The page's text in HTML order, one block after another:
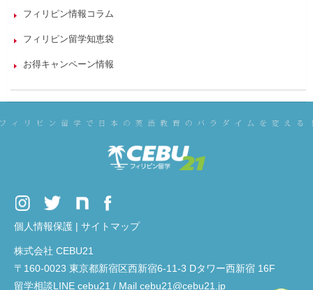
フィリピン情報コラム
フィリピン留学知恵袋
お得キャンペーン情報
個人情報保護 | サイトマップ
株式会社 CEBU21
〒160-0023 東京都新宿区西新宿6-11-3 Dタワー西新宿 16F
留学相談LINE cebu21 / Mail cebu21@cebu21.jp